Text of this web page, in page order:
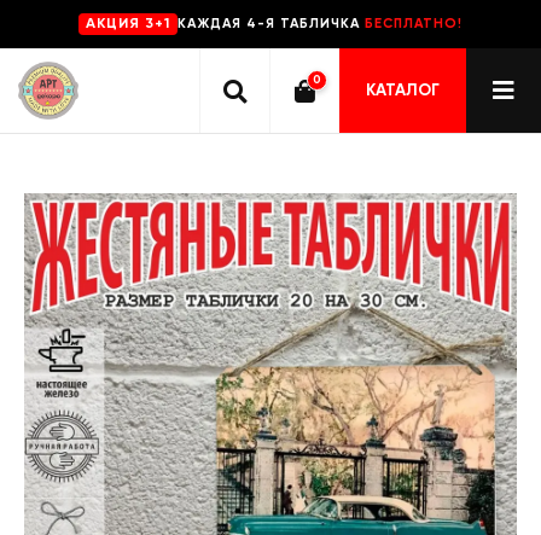
AKЦИЯ 3+1 КАЖДАЯ 4-Я ТАБЛИЧКА БЕСПЛАТНО!
0
КАТАЛОГ